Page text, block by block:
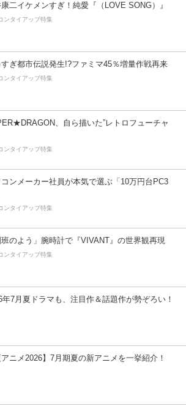
二イケメンすぎ！純愛『（LOVE SONG）』
ンタイアップ特集
ぎ都市伝説発生!?ファミマ45％増量作戦再来
ンタイアップ特集
、自ら描いた”レトロフューチャ
ンタイアップ特集
ンメーカー社員が本気で選ぶ「10万円台PC3
ンタイアップ特集
班のよう」腕時計で『VIVANT』の世界観再現
ンタイアップ特集
年7月夏ドラマも、注目作＆話題作が勢ぞろい！
アニメ2026】7月期夏の新アニメを一挙紹介！